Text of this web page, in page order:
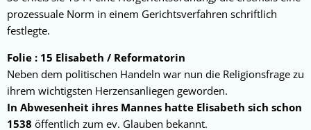
prozessuale Norm in einem Gerichtsverfahren schriftlich
festlegte.
Folie : 15 Elisabeth / Reformatorin
Neben dem politischen Handeln war nun die Religionsfrage zu
ihrem wichtigsten Herzensanliegen geworden.
In Abwesenheit ihres Mannes hatte Elisabeth sich schon
1538 öffentlich zum ev. Glauben bekannt.